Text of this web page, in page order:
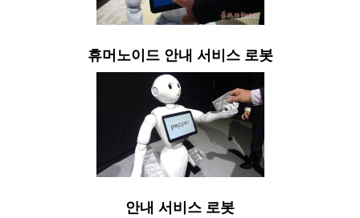
휴머노이드 안내 서비스 로봇
안내 서비스 로봇